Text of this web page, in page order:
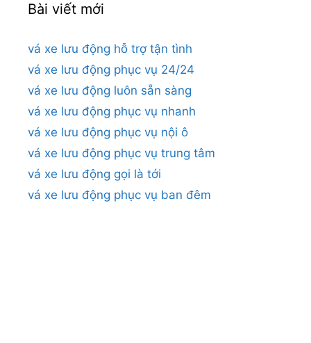
Bài viết mới
vá xe lưu động hỗ trợ tận tình
vá xe lưu động phục vụ 24/24
vá xe lưu động luôn sẵn sàng
vá xe lưu động phục vụ nhanh
vá xe lưu động phục vụ nội ô
vá xe lưu động phục vụ trung tâm
vá xe lưu động gọi là tới
vá xe lưu động phục vụ ban đêm